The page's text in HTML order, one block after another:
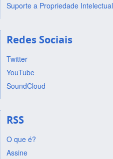
Suporte a Propriedade Intelectual
Redes Sociais
Twitter
YouTube
SoundCloud
RSS
O que é?
Assine